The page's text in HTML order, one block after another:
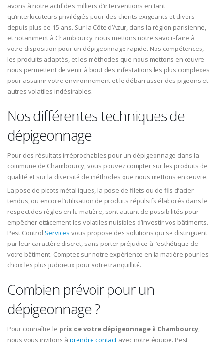
avons à notre actif des milliers d’interventions en tant
qu’interlocuteurs privilégiés pour des clients exigeants et divers
depuis plus de 15 ans. Sur la Côte d’Azur, dans la région parisienne,
et notamment à Chambourcy, nous mettons notre savoir-faire à
votre disposition pour un dépigeonnage rapide. Nos compétences,
les produits adaptés, et les méthodes que nous mettons en œuvre
nous permettent de venir à bout des infestations les plus complexes
pour assainir votre environnement et le débarrasser des pigeons et
autres volatiles indésirables.
Nos différentes techniques de
dépigeonnage
Pour des résultats irréprochables pour un dépigeonnage dans la
commune de Chambourcy, vous pouvez compter sur les produits de
qualité et sur la diversité de méthodes que nous mettons en œuvre.
La pose de picots métalliques, la pose de filets ou de fils d’acier
tendus, ou encore l’utilisation de produits répulsifs élaborés dans le
respect des règles en la matière, sont autant de possibilités pour
empêcher efficacement les volatiles nuisibles d’investir vos bâtiments.
Pest Control Services vous propose des solutions qui se distinguent
par leur caractère discret, sans porter préjudice à l’esthétique de
votre bâtiment. Comptez sur notre expérience en la matière pour les
choix les plus judicieux pour votre tranquillité.
Combien prévoir pour un
dépigeonnage ?
Pour connaître le prix de votre dépigeonnage à Chambourcy,
nous vous invitons à prendre contact avec notre équipe. Pest